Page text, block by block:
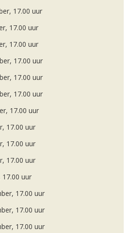
17.00 uur
17.00 uur
17.00 uur
17.00 uur
17.00 uur
17.00 uur
17.00 uur
17.00 uur
17.00 uur
17.00 uur
uur
17.00 uur
17.00 uur
17.00 uur